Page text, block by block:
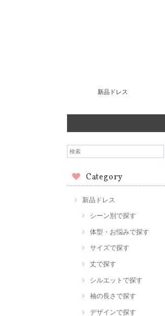
新品ドレス
Category
新品ドレス
シーン別で探す
体型・お悩みで探す
サイズで探す
丈で探す
シルエットで探す
袖の長さで探す
デザインで探す